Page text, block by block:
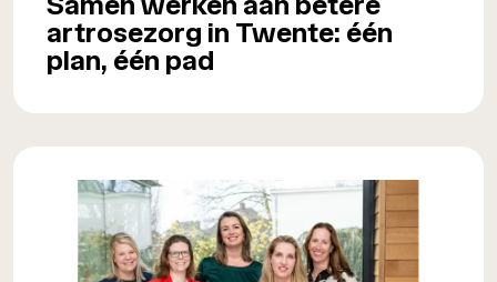
artrosezorg in Twente: één
plan, één pad